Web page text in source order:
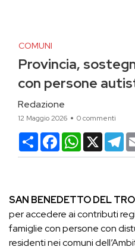
COMUNI
Provincia,
con persone
Redazione
12 Maggio 2026 0 commenti
CondividiFacebookWhatsApp
X
SAN BENEDETTO DEL
per accedere ai contributi
famiglie con persone con
residenti nei comuni